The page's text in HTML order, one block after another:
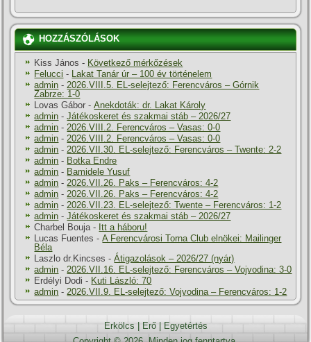
HOZZÁSZÓLÁSOK
Kiss János - Következő mérkőzések
Felucci - Lakat Tanár úr – 100 év történelem
admin -2026.VIII.5. EL-selejtező: Ferencváros – Górnik
Zabrze: 1-0
Lovas Gábor -Anekdoták: dr. Lakat Károly
admin -Játékoskeret és szakmai stáb – 2026/27
admin -2026.VIII.2. Ferencváros – Vasas: 0-0
admin -2026.VIII.2. Ferencváros – Vasas: 0-0
admin -2026.VII.30. EL-selejtező: Ferencváros – Twente: 2-2
admin - Botka Endre
admin - Bamidele Yusuf
admin -2026.VII.26. Paks – Ferencváros: 4-2
admin -2026.VII.26. Paks – Ferencváros: 4-2
admin -2026.VII.23. EL-selejtező: Twente – Ferencváros: 1-2
admin -Játékoskeret és szakmai stáb – 2026/27
Charbel Bouja- Itt a háboru!
Lucas Fuentes -A Ferencvárosi Torna Club elnökei: Mailinger
Béla
Laszlo dr.Kincses -Átigazolások – 2026/27 (nyár)
admin -2026.VII.16. EL-selejtező: Ferencváros – Vojvodina: 3-0
Erdélyi Dodi - Kuti László: 70
admin -2026.VII.9. EL-selejtező: Vojvodina – Ferencváros: 1-2
Erkölcs | Erő| Egyetértés